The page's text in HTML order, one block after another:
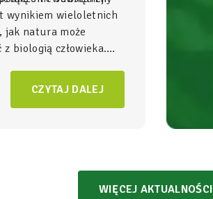
wynikiem wieloletnich
jak natura może
z biologią człowieka.
traktujemy jako
CZYTAJ DALEJ
WIĘCEJ AKTUALNOŚCI